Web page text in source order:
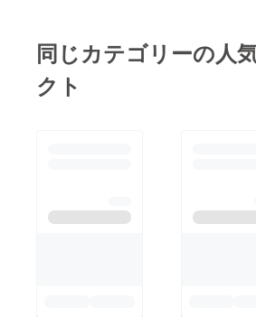
同じカテゴリーの人
クト